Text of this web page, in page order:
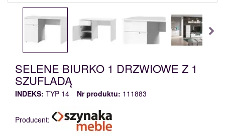
SELENE BIURKO 1 DRZWIOWE Z 1
SZUFLADĄ
INDEKS: TYP 14 Nr produktu: 111883
Producent: